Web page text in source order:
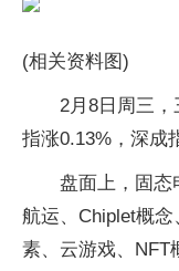
(相关资料图)
2月8日周三
指涨0.13%，深成
盘面上，固态
航运、Chiplet概
素、云游戏、NFT